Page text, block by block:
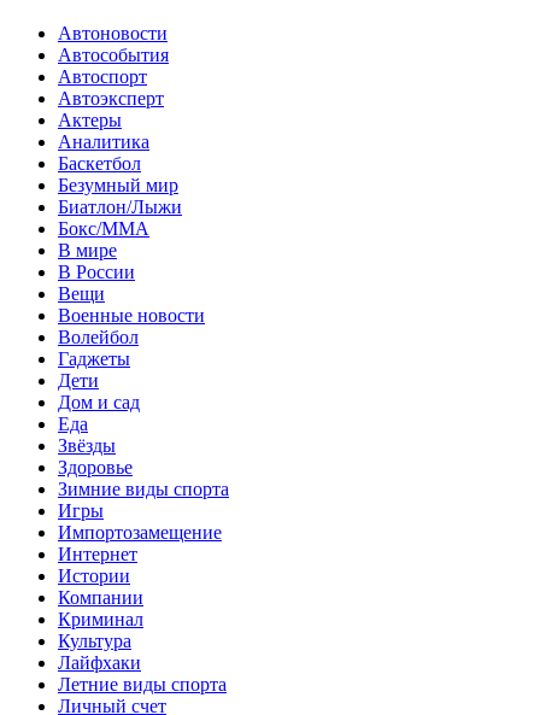
Автоновости
Автособытия
Автоспорт
Автоэксперт
Актеры
Аналитика
Баскетбол
Безумный мир
Биатлон/Лыжи
Бокс/MMA
В мире
В России
Вещи
Военные новости
Волейбол
Гаджеты
Дети
Дом и сад
Еда
Звёзды
Здоровье
Зимние виды спорта
Игры
Импортозамещение
Интернет
Истории
Компании
Криминал
Культура
Лайфхаки
Летние виды спорта
Личный счет